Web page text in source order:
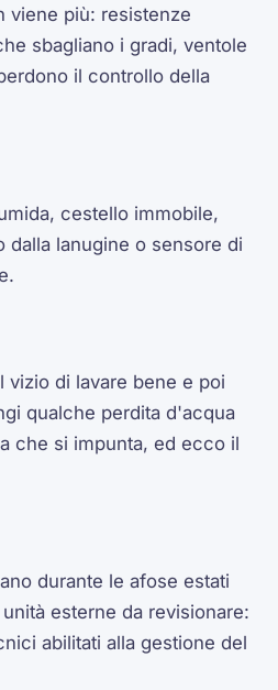
viene più: resistenze
sbagliano i gradi, ventole
il controllo della
cestello immobile,
dalla lanugine o sensore di
vizio di lavare bene e poi
qualche perdita d'acqua
che si impunta, ed ecco il
durante le afose estati
esterne da revisionare:
abilitati alla gestione del